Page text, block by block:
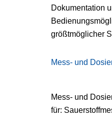
Dokumentation
größtmöglicher
Mess- und
Mess- und
für: